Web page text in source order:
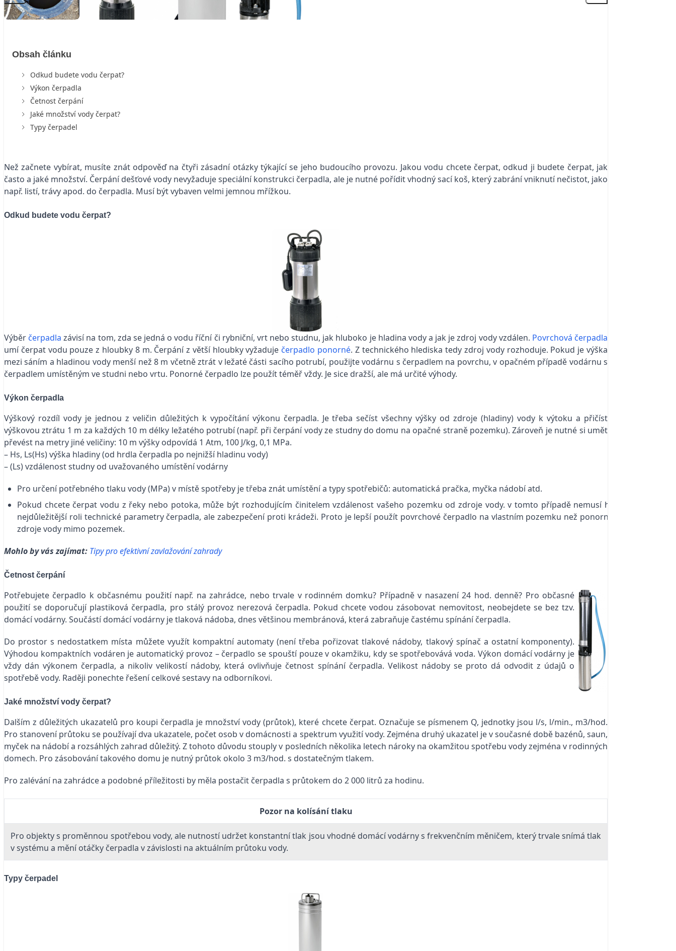
Obsah článku
Odkud budete vodu čerpat?
Výkon čerpadla
Četnost čerpání
Jaké množství vody čerpat?
Typy čerpadel
Než začnete vybírat, musíte znát odpověď na čtyři zásadní otázky týkající se jeho budoucího provozu. Jakou vodu chcete čerpat, odkud ji budete čerpat, jak
často a jaké množství. Čerpání dešťové vody nevyžaduje speciální konstrukci čerpadla, ale je nutné pořídit vhodný sací koš, který zabrání vniknutí nečistot, jako
např. listí, trávy apod. do čerpadla. Musí být vybaven velmi jemnou mřížkou.
Odkud budete vodu čerpat?
Výběr čerpadla závisí na tom, zda se jedná o vodu říční či rybniční, vrt nebo studnu, jak hluboko je hladina vody a jak je zdroj vody vzdálen. Povrchová čerpadla
umí čerpat vodu pouze z hloubky 8 m. Čerpání z větší hloubky vyžaduje čerpadlo ponorné. Z technického hlediska tedy zdroj vody rozhoduje. Pokud je výška
mezi sáním a hladinou vody menší než 8 m včetně ztrát v ležaté části sacího potrubí, použijte vodárnu s čerpadlem na povrchu, v opačném případě vodárnu s
čerpadlem umístěným ve studni nebo vrtu. Ponorné čerpadlo lze použít téměř vždy. Je sice dražší, ale má určité výhody.
Výkon čerpadla
Výškový rozdíl vody je jednou z veličin důležitých k vypočítání výkonu čerpadla. Je třeba sečíst všechny výšky od zdroje (hladiny) vody k výtoku a přičíst
výškovou ztrátu 1 m za každých 10 m délky ležatého potrubí (např. při čerpání vody ze studny do domu na opačné straně pozemku). Zároveň je nutné si umět
převést na metry jiné veličiny: 10 m výšky odpovídá 1 Atm, 100 J/kg, 0,1 MPa.
– Hs, Ls(Hs) výška hladiny (od hrdla čerpadla po nejnižší hladinu vody)
– (Ls) vzdálenost studny od uvažovaného umístění vodárny
Pro určení potřebného tlaku vody (MPa) v místě spotřeby je třeba znát umístění a typy spotřebičů: automatická pračka, myčka nádobí atd.
Pokud chcete čerpat vodu z řeky nebo potoka, může být rozhodujícím činitelem vzdálenost vašeho pozemku od zdroje vody. v tomto případě nemusí hrát
nejdůležitější roli technické parametry čerpadla, ale zabezpečení proti krádeži. Proto je lepší použít povrchové čerpadlo na vlastním pozemku než ponorné u
zdroje vody mimo pozemek.
Mohlo by vás zajímat: Tipy pro efektivní zavlažování zahrady
Četnost čerpání
Potřebujete čerpadlo k občasnému použití např. na zahrádce, nebo trvale v rodinném domku? Případně v nasazení 24 hod. denně? Pro občasné
použití se doporučují plastiková čerpadla, pro stálý provoz nerezová čerpadla. Pokud chcete vodou zásobovat nemovitost, neobejdete se bez tzv.
domácí vodárny. Součástí domácí vodárny je tlaková nádoba, dnes většinou membránová, která zabraňuje častému spínání čerpadla.
Do prostor s nedostatkem místa můžete využít kompaktní automaty (není třeba pořizovat tlakové nádoby, tlakový spínač a ostatní komponenty).
Výhodou kompaktních vodáren je automatický provoz – čerpadlo se spouští pouze v okamžiku, kdy se spotřebovává voda. Výkon domácí vodárny je
vždy dán výkonem čerpadla, a nikoliv velikostí nádoby, která ovlivňuje četnost spínání čerpadla. Velikost nádoby se proto dá odvodit z údajů o
spotřebě vody. Raději ponechte řešení celkové sestavy na odborníkovi.
Jaké množství vody čerpat?
Dalším z důležitých ukazatelů pro koupi čerpadla je množství vody (průtok), které chcete čerpat. Označuje se písmenem Q, jednotky jsou l/s, l/min., m3/hod.
Pro stanovení průtoku se používají dva ukazatele, počet osob v domácnosti a spektrum využití vody. Zejména druhý ukazatel je v současné době bazénů, saun,
myček na nádobí a rozsáhlých zahrad důležitý. Z tohoto důvodu stouply v posledních několika letech nároky na okamžitou spotřebu vody zejména v rodinných
domech. Pro zásobování takového domu je nutný průtok okolo 3 m3/hod. s dostatečným tlakem.
Pro zalévání na zahrádce a podobné příležitosti by měla postačit čerpadla s průtokem do 2 000 litrů za hodinu.
Pozor na kolísání tlaku
Pro objekty s proměnnou spotřebou vody, ale nutností udržet konstantní tlak jsou vhodné domácí vodárny s frekvenčním měničem, který trvale snímá tlak
v systému a mění otáčky čerpadla v závislosti na aktuálním průtoku vody.
Typy čerpadel